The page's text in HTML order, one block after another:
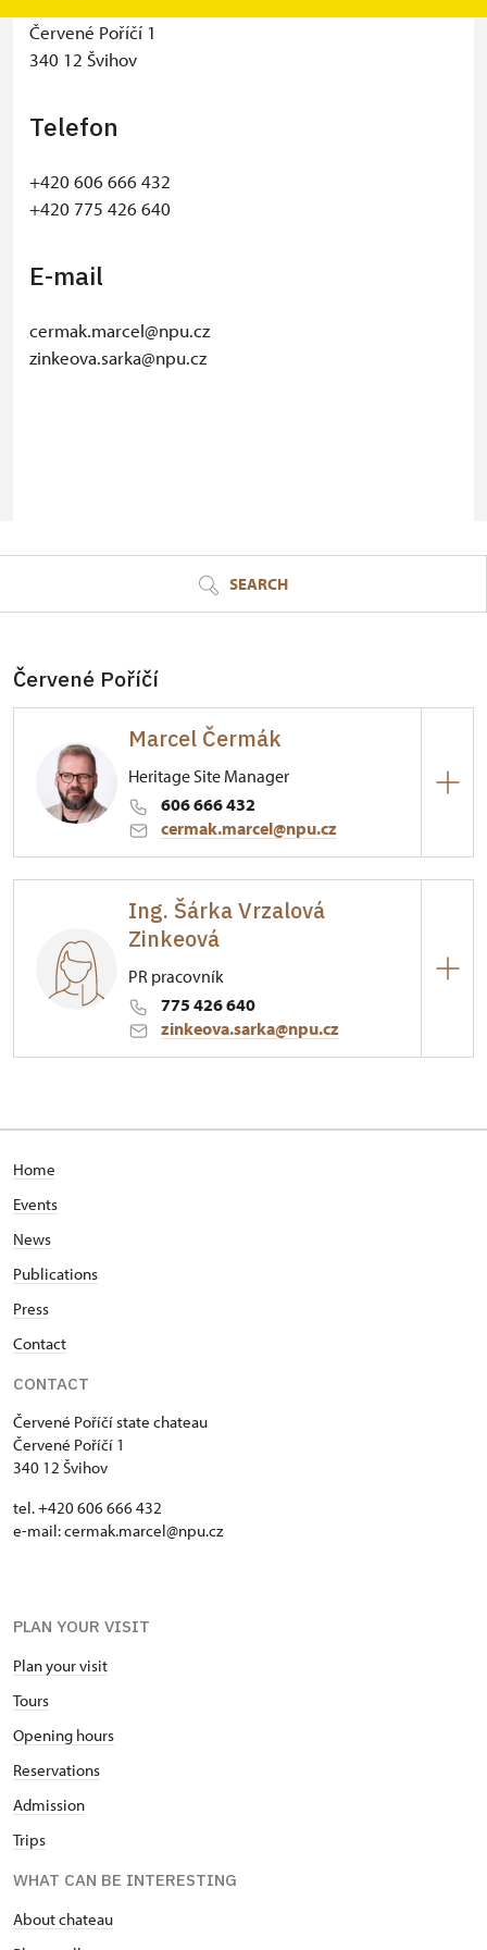
Červené Poříčí 1
340 12 Švihov
Telefon
+420 606 666 432
+420 775 426 640
E-mail
cermak.marcel@npu.cz
zinkeova.sarka@npu.cz
SEARCH
Červené Poříčí
Marcel Čermák
Heritage Site Manager
606 666 432
cermak.marcel@npu.cz
1/, Červené Poříčí 1
Ing. Šárka Vrzalová
Zinkeová
PR pracovník
775 426 640
zinkeova.sarka@npu.cz
Home
Events
News
Publications
Press
Contact
CONTACT
Červené Poříčí state chateau
Červené Poříčí 1
340 12 Švihov
tel. +420 606 666 432
e-mail: cermak.marcel@npu.cz
PLAN YOUR VISIT
Plan your visit
Tours
Opening hours
Reservations
Admission
Trips
WHAT CAN BE INTERESTING
About chateau